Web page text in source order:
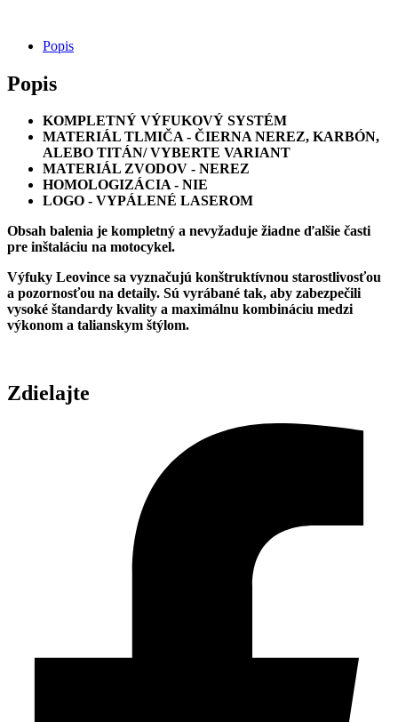
Popis
Popis
KOMPLETNÝ VÝFUKOVÝ SYSTÉM
MATERIÁL TLMIČA - ČIERNANEREZ, KARBÓN,
ALEBO TITÁN/ VYBERTE VARIANT
MATERIÁL ZVODOV - NEREZ
HOMOLOGIZÁCIA - NIE
LOGO - VYPÁLENÉ LASEROM
Obsah balenia je kompletný a nevyžaduje žiadne ďalšie časti
pre inštaláciu na motocykel.
Výfuky Leovince sa vyznačujú konštruktívnou starostlivosťou
a pozornosťou na detaily. Sú vyrábané tak, aby zabezpečili
vysoké štandardy kvality a maximálnu kombináciu medzi
výkonom a talianskym štýlom.
Zdielajte